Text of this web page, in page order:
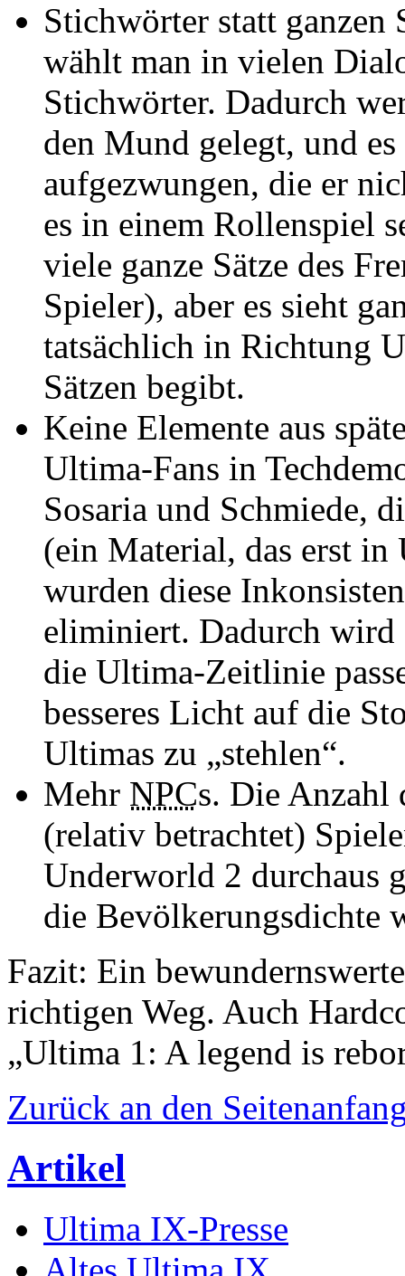
Stichwörter statt ganzen
wählt man in vielen
Stichwörter. Dadurch
den Mund gelegt, und
aufgezwungen, die er
es in einem Rollenspiel
viele ganze Sätze des
Spieler), aber es sieht
tatsächlich in Richtung
Sätzen begibt.
Keine Elemente aus
Ultima-Fans in
Sosaria und Schmiede,
(ein Material, das erst
wurden diese
eliminiert. Dadurch wird
die Ultima-Zeitlinie
besseres Licht auf die
Ultimas zu „stehlen“.
Mehr NPCs. Die Anzahl
(relativ betrachtet)
Underworld 2 durchaus
die Bevölkerungsdichte
Fazit: Ein
richtigen Weg. Auch
„Ultima 1: A legend is
Zurück an den
Artikel
Ultima IX-Presse